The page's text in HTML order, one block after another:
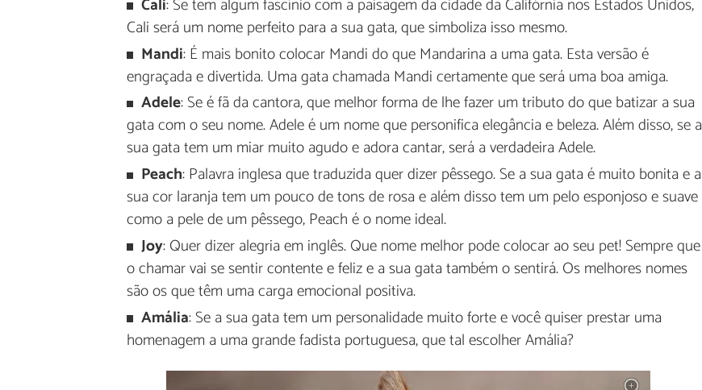
Cali: Se tem algum fascínio com a paisagem da cidade da Califórnia nos Estados Unidos,
Cali será um nome perfeito para a sua gata, que simboliza isso mesmo.
Mandi: É mais bonito colocar Mandi do que Mandarina a uma gata. Esta versão é
engraçada e divertida. Uma gata chamada Mandi certamente que será uma boa amiga.
Adele: Se é fã da cantora, que melhor forma de lhe fazer um tributo do que batizar a sua
gata com o seu nome. Adele é um nome que personifica elegância e beleza. Além disso, se a
sua gata tem um miar muito agudo e adora cantar, será a verdadeira Adele.
Peach: Palavra inglesa que traduzida quer dizer pêssego. Se a sua gata é muito bonita e a
sua cor laranja tem um pouco de tons de rosa e além disso tem um pelo esponjoso e suave
como a pele de um pêssego, Peach é o nome ideal.
Joy: Quer dizer alegria em inglês. Que nome melhor pode colocar ao seu pet! Sempre que
o chamar vai se sentir contente e feliz e a sua gata também o sentirá. Os melhores nomes
são os que têm uma carga emocional positiva.
Amália: Se a sua gata tem um personalidade muito forte e você quiser prestar uma
homenagem a uma grande fadista portuguesa, que tal escolher Amália?